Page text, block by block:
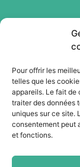
Pour offrir les
telles que les
appareils. Le fait de
traiter des données
uniques sur ce site.
consentement peut
et fonctions.